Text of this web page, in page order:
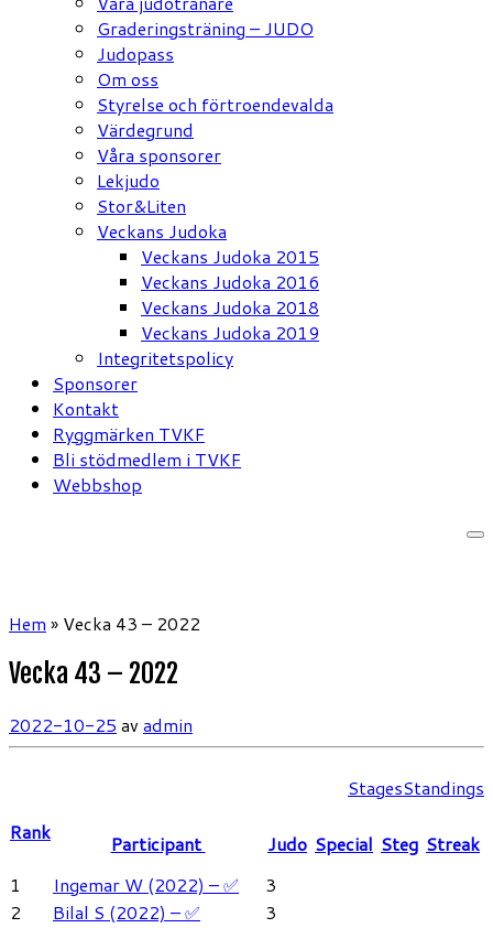
Graderingsträning – JUDO
Judopass
Om oss
Styrelse och förtroendevalda
Värdegrund
Våra sponsorer
Lekjudo
Stor&Liten
Veckans Judoka
Veckans Judoka 2015
Veckans Judoka 2016
Veckans Judoka 2018
Veckans Judoka 2019
Integritetspolicy
Sponsorer
Kontakt
Ryggmärken TVKF
Bli stödmedlem i TVKF
Webbshop
Hem » Vecka 43 – 2022
Vecka 43 – 2022
2022-10-25 av admin
StagesStandings
Rank
Participant Judo Special Steg Streak
1
Ingemar W (2022) – ✅
3
2
Bilal S (2022) – ✅
3